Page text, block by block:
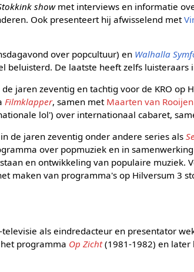
showmet interviews en informatie
Ook presenteert hij afwisselend met
over popcultuur) en Walhalla
beluisterd. De laatste heeft zelfs luisteraars
jaren zeventig en tachtig voor de KRO op
Filmklapper, samen met Maarten van Rooijen
lol') over internationaal cabaret,
de jaren zeventig onder andere series als
over popmuziek en in
en ontwikkeling van populaire muziek.
maken van programma's op Hilversum 3
-televisie als eindredacteur en presentator
programma Op Zicht(1981-1982) en later